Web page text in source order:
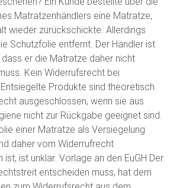
Matratzenhändlers eine Matratze,
wieder zurückschickte. Allerdings
Schutzfolie entfernt. Der Händler ist
er die Matratze daher nicht
Kein Widerrufsrecht bei
Produkte sind theoretisch
ausgeschlossen, wenn sie aus
nicht zur Rückgabe geeignet sind.
einer Matratze als Versiegelung
daher vom Widerrufrecht
ist unklar. Vorlage an den EuGH Der
entscheiden muss, hat dem